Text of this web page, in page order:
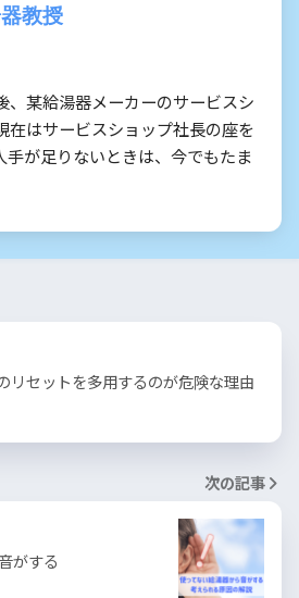
教授
、某給湯器メーカーのサービスシ
在はサービスショップ社長の座を
手が足りないときは、今でもたま
リセットを多用するのが危険な理由
次の記事
がする